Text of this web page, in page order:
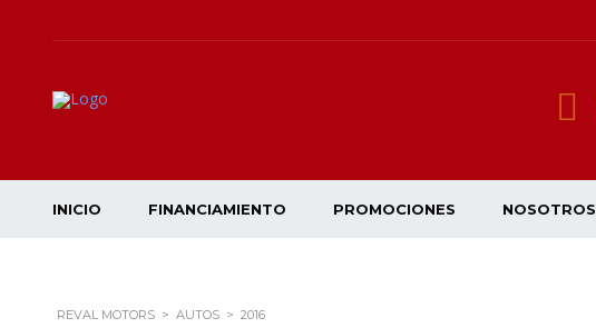
INICIO FINANCIAMIENTO PROMOCIONES NOSOTROS
REVAL MOTORS > AUTOS > 2016